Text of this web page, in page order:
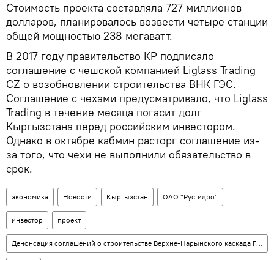
Стоимость проекта составляла 727 миллионов
долларов, планировалось возвести четыре станции
общей мощностью 238 мегаватт.
В 2017 году правительство КР подписало
соглашение с чешской компанией Liglass Trading
CZ о возобновлении строительства ВНК ГЭС.
Соглашение с чехами предусматривало, что Liglass
Trading в течение месяца погасит долг
Кыргызстана перед российским инвестором.
Однако в октябре кабмин расторг соглашение из-
за того, что чехи не выполнили обязательство в
срок.
экономика Новости Кыргызстан ОАО "РусГидро"
инвестор проект
Денонсация соглашений о строительстве Верхне-Нарынского каскада ГЭС и Камбар-Аты-1